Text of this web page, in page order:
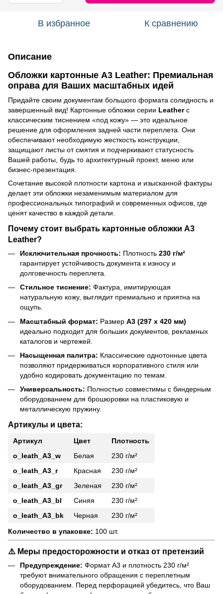
В избранное К сравнению
Описание
Обложки картонные А3 Leather: Премиальная
оправа для Ваших масштабных идей
Придайте своим документам большого формата солидность и
завершенный вид! Картонные обложки серии Leatherс
классическим тиснением «под кожу» — это идеальное
решение для оформления задней части переплета. Они
обеспечивают необходимую жесткость конструкции,
защищают листы от смятия и подчеркивают статусность
Вашей работы, будь то архитектурный проект, меню или
бизнес-презентация.
Сочетание высокой плотности картона и изысканной фактуры
делает эти обложки незаменимым материалом для
профессиональных типографий и современных офисов, где
ценят качество в каждой детали.
Почему стоит выбрать картонные обложки А3
Leather?
Исключительная прочность: Плотность 230 г/м²
гарантирует устойчивость документа к износу и
долговечность переплета.
Стильное тиснение: Фактура, имитирующая
натуральную кожу, выглядит премиально и приятна на
ощупь.
Масштабный формат: Размер А3 (297 x 420 мм)
идеально подходит для больших документов, рекламных
каталогов и чертежей.
Насыщенная палитра: Классические однотонные цвета
позволяют придерживаться корпоративного стиля или
удобно кодировать документацию по темам.
Универсальность: Полностью совместимы с биндерным
оборудованием для брошюровки на пластиковую и
металлическую пружину.
Артикулы и цвета:
Артикул Цвет
Плотность
o_leath_A3_w
Белая
230 г/м²
o_leath_A3_r
Красная
230 г/м²
o_leath_A3_gr
Зеленая
230 г/м²
o_leath_A3_bl
Синяя
230 г/м²
o_leath_A3_bk
Черная
230 г/м²
Количество в упаковке: 100 шт.
⚠️ Меры предосторожности и отказ от претензий
Предупреждение: Формат А3 и плотность 230 г/м²
требуют внимательного обращения с переплетным
оборудованием. Перед перфорацией убедитесь, что Ваш